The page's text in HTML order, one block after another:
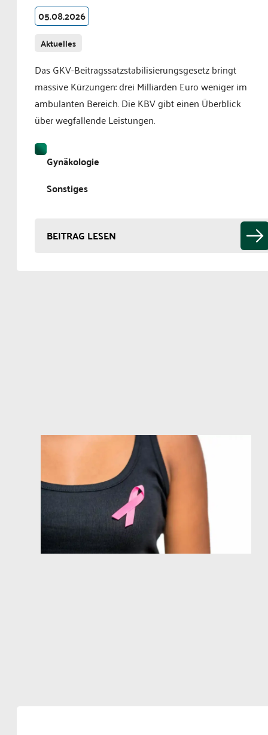
05.08.2026
Aktuelles
Das GKV-Beitragssatzstabilisierungsgesetz bringt
massive Kürzungen: drei Milliarden Euro weniger im
ambulanten Bereich. Die KBV gibt einen Überblick
über wegfallende Leistungen.
Gynäkologie
Sonstiges
BEITRAG LESEN